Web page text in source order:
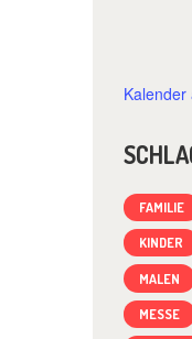
Kalender
FAMILIE
KINDER
MALEN
MESSE